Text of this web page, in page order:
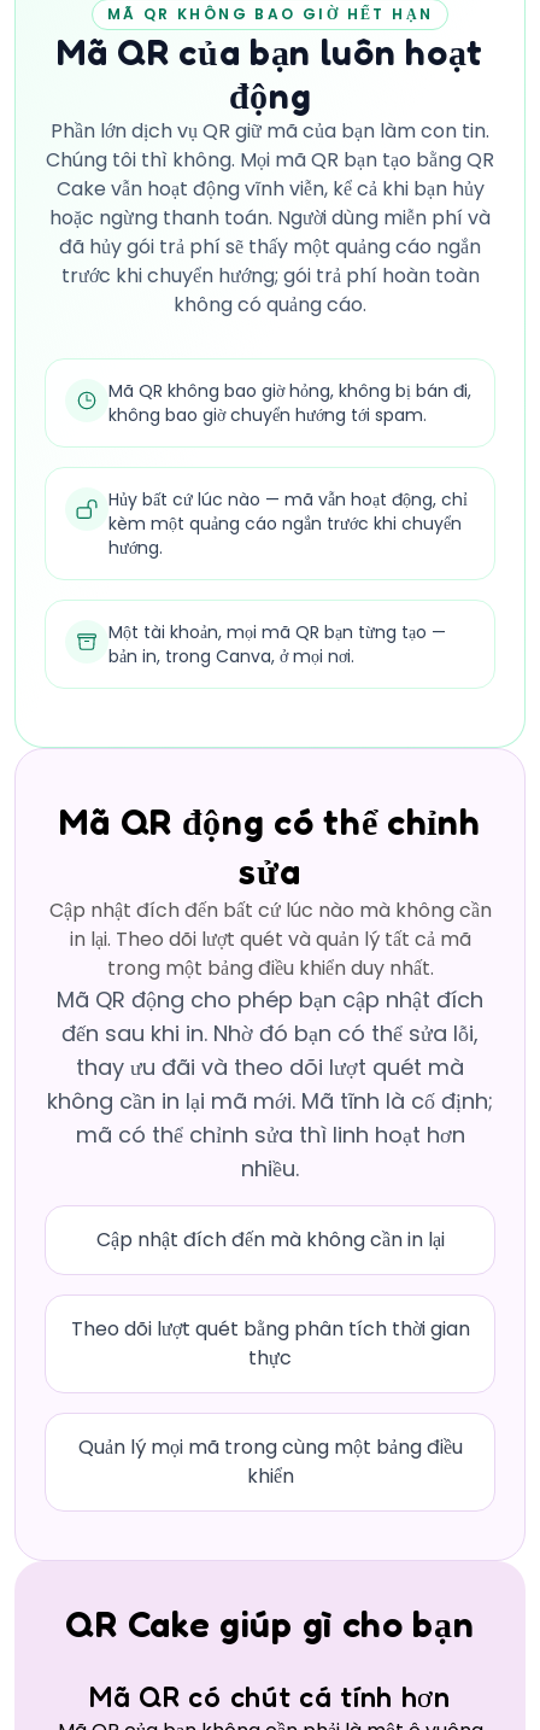
MÃ QR KHÔNG BAO GIỜ HẾT HẠN
Mã QR của bạn luôn hoạt
động
Phần lớn dịch vụ QR giữ mã của bạn làm con tin.
Chúng tôi thì không. Mọi mã QR bạn tạo bằng QR
Cake vẫn hoạt động vĩnh viễn, kể cả khi bạn hủy
hoặc ngừng thanh toán. Người dùng miễn phí và
đã hủy gói trả phí sẽ thấy một quảng cáo ngắn
trước khi chuyển hướng; gói trả phí hoàn toàn
không có quảng cáo.
Mã QR không bao giờ hỏng, không bị bán đi,
không bao giờ chuyển hướng tới spam.
Hủy bất cứ lúc nào — mã vẫn hoạt động, chỉ
kèm một quảng cáo ngắn trước khi chuyển
hướng.
Một tài khoản, mọi mã QR bạn từng tạo —
bản in, trong Canva, ở mọi nơi.
Mã QR động có thể chỉnh
sửa
Cập nhật đích đến bất cứ lúc nào mà không cần
in lại. Theo dõi lượt quét và quản lý tất cả mã
trong một bảng điều khiển duy nhất.
Mã QR động cho phép bạn cập nhật đích
đến sau khi in. Nhờ đó bạn có thể sửa lỗi,
thay ưu đãi và theo dõi lượt quét mà
không cần in lại mã mới. Mã tĩnh là cố định;
mã có thể chỉnh sửa thì linh hoạt hơn
nhiều.
Cập nhật đích đến mà không cần in lại
Theo dõi lượt quét bằng phân tích thời gian
thực
Quản lý mọi mã trong cùng một bảng điều
khiển
QR Cake giúp gì cho bạn
Mã QR có chút cá tính hơn